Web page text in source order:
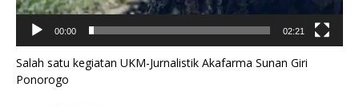
00:00 02:21
Salah satu kegiatan UKM-Jurnalistik Akafarma Sunan Giri
Ponorogo